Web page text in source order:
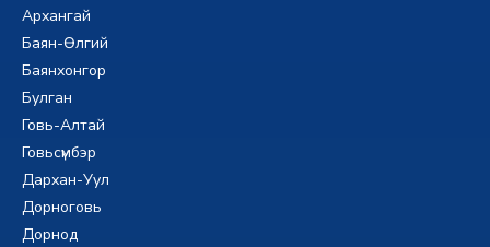
Архангай
Баян-Өлгий
Баянхонгор
Булган
Говь-Алтай
Говьсүмбэр
Дархан-Уул
Дорноговь
Дорнод